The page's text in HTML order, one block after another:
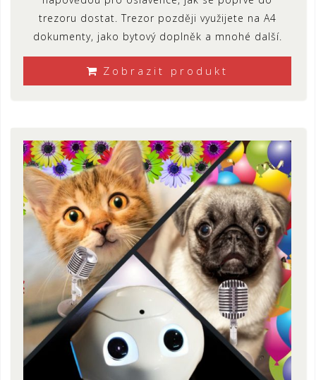
trezoru dostat. Trezor později využijete na A4
dokumenty, jako bytový doplněk a mnohé další.
Zobrazit produkt